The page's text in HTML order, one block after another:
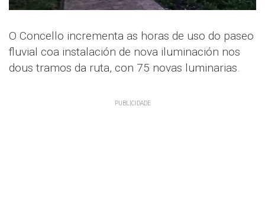
O Concello incrementa as horas de uso do paseo
fluvial coa instalación de nova iluminación nos
dous tramos da ruta, con 75 novas luminarias.